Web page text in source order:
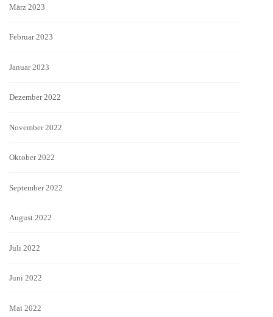
März 2023
Februar 2023
Januar 2023
Dezember 2022
November 2022
Oktober 2022
September 2022
August 2022
Juli 2022
Juni 2022
Mai 2022